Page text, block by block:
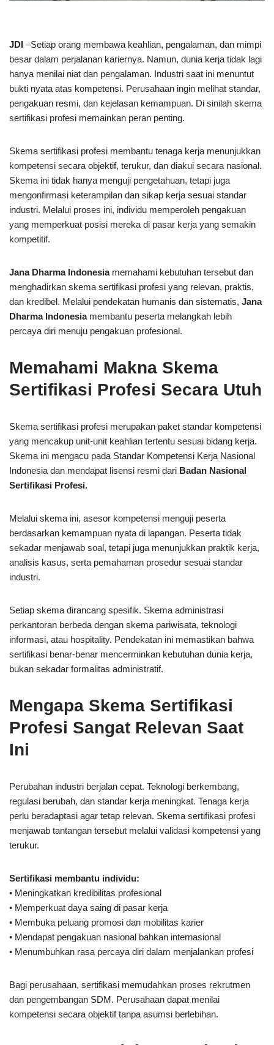
JDI –Setiap orang membawa keahlian, pengalaman, dan mimpi
besar dalam perjalanan kariernya. Namun, dunia kerja tidak lagi
hanya menilai niat dan pengalaman. Industri saat ini menuntut
bukti nyata atas kompetensi. Perusahaan ingin melihat standar,
pengakuan resmi, dan kejelasan kemampuan. Di sinilah skema
sertifikasi profesi memainkan peran penting.
Skema sertifikasi profesi membantu tenaga kerja menunjukkan
kompetensi secara objektif, terukur, dan diakui secara nasional.
Skema ini tidak hanya menguji pengetahuan, tetapi juga
mengonfirmasi keterampilan dan sikap kerja sesuai standar
industri. Melalui proses ini, individu memperoleh pengakuan
yang memperkuat posisi mereka di pasar kerja yang semakin
kompetitif.
Jana Dharma Indonesiamemahami kebutuhan tersebut dan
menghadirkan skema sertifikasi profesi yang relevan, praktis,
dan kredibel. Melalui pendekatan humanis dan sistematis, Jana
Dharma Indonesiamembantu peserta melangkah lebih
percaya diri menuju pengakuan profesional.
Memahami Makna Skema
Sertifikasi Profesi Secara Utuh
Skema sertifikasi profesi merupakan paket standar kompetensi
yang mencakup unit-unit keahlian tertentu sesuai bidang kerja.
Skema ini mengacu pada Standar Kompetensi Kerja Nasional
Indonesia dan mendapat lisensi resmi dari Badan Nasional
Sertifikasi Profesi.
Melalui skema ini, asesor kompetensi menguji peserta
berdasarkan kemampuan nyata di lapangan. Peserta tidak
sekadar menjawab soal, tetapi juga menunjukkan praktik kerja,
analisis kasus, serta pemahaman prosedur sesuai standar
industri.
Setiap skema dirancang spesifik. Skema administrasi
perkantoran berbeda dengan skema pariwisata, teknologi
informasi, atau hospitality. Pendekatan ini memastikan bahwa
sertifikasi benar-benar mencerminkan kebutuhan dunia kerja,
bukan sekadar formalitas administratif.
Mengapa Skema Sertifikasi
Profesi Sangat Relevan Saat
Ini
Perubahan industri berjalan cepat. Teknologi berkembang,
regulasi berubah, dan standar kerja meningkat. Tenaga kerja
perlu beradaptasi agar tetap relevan. Skema sertifikasi profesi
menjawab tantangan tersebut melalui validasi kompetensi yang
terukur.
Sertifikasi membantu individu:
• Meningkatkan kredibilitas profesional
• Memperkuat daya saing di pasar kerja
• Membuka peluang promosi dan mobilitas karier
• Mendapat pengakuan nasional bahkan internasional
• Menumbuhkan rasa percaya diri dalam menjalankan profesi
Bagi perusahaan, sertifikasi memudahkan proses rekrutmen
dan pengembangan SDM. Perusahaan dapat menilai
kompetensi secara objektif tanpa asumsi berlebihan.